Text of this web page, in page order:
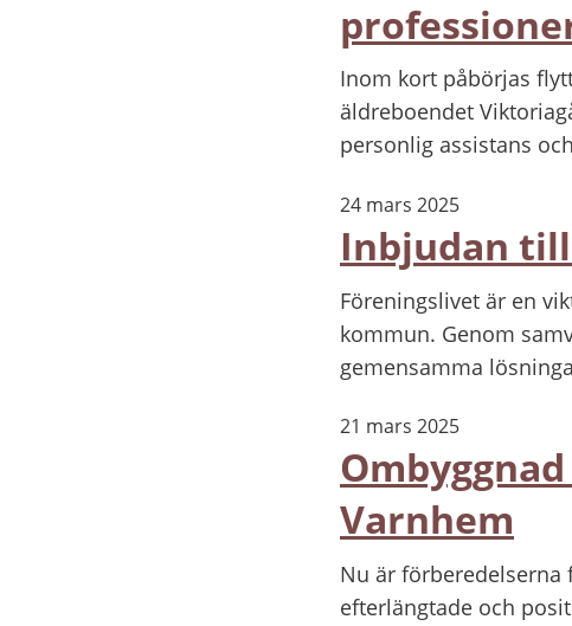
Inom kort påbörjas
äldreboendet
personlig assistans
24 mars 2025
Inbjudan
Föreningslivet är en
kommun. Genom
gemensamma
21 mars 2025
Varnhem
Nu är förberedelserna
efterlängtade och